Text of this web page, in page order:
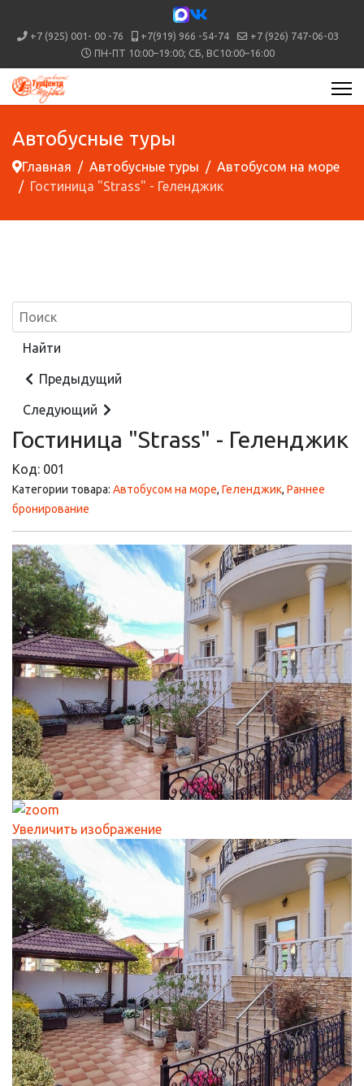
+7 (925) 001- 00 -76 +7(919) 966 -54-74
+7 (926) 747-06-03
ПН-ПТ 10:00–19:00; СБ, ВС10:00–16:00
Автобусные туры
Главная Автобусные туры
Автобусом на море
Гостиница "Strass" - Геленджик
Предыдущий
Следующий
Гостиница "Strass" - Геленджик
Код: 001
Категории товара: Автобусом на море, Геленджик, Раннее
бронирование
Увеличить изображение